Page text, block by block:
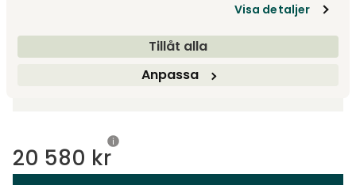
Visa detaljer
Tillåt alla
Anpassa
Välj storlek
20 580 kr